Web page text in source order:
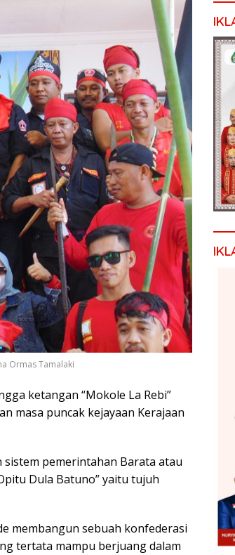
Ormas Tamalaki
ketangan “Mokole La Rebi”
masa puncak kejayaan Kerajaan
sistem pemerintahan Barata atau
Dula Batuno” yaitu tujuh
membangun sebuah konfederasi
tertata mampu berjuang dalam